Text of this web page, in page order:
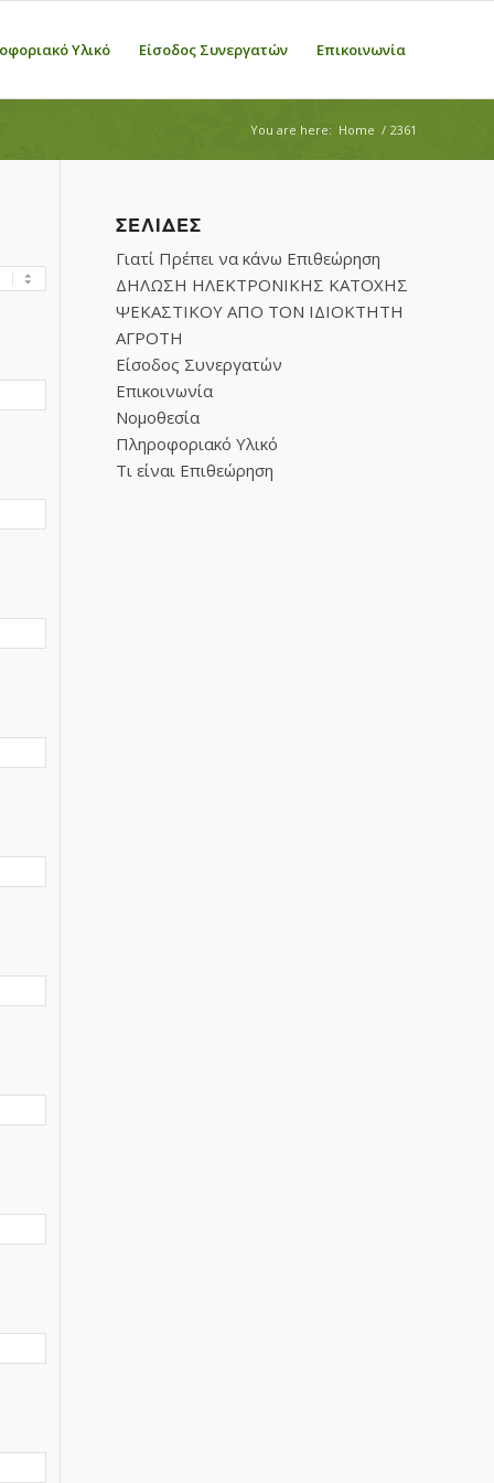
Υλικό Είσοδος Συνεργατών Επικοινωνία
You are here: Home / 2361
ΣΕΛΊΔΕΣ
Γιατί Πρέπει να κάνω Επιθεώρηση
ΔΗΛΩΣΗ ΗΛΕΚΤΡΟΝΙΚΗΣ ΚΑΤΟΧΗΣ
ΨΕΚΑΣΤΙΚΟΥ ΑΠΟ ΤΟΝ ΙΔΙΟΚΤΗΤΗ
ΑΓΡΟΤΗ
Είσοδος Συνεργατών
Επικοινωνία
Νομοθεσία
Πληροφοριακό Υλικό
Τι είναι Επιθεώρηση